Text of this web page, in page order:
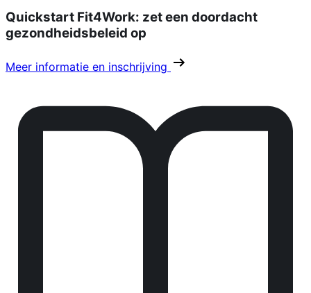
Quickstart Fit4Work: zet een doordacht
gezondheidsbeleid op
Meer informatie en inschrijving